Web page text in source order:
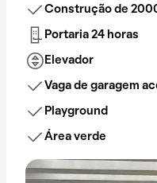
Construção de
Portaria 24 horas
Elevador
Vaga de garagem
Playground
Área verde